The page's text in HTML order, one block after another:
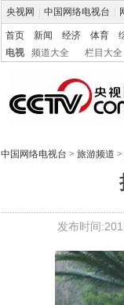
央视网 中国网络电视台
首页 新闻 经济 体育
电视
频道大全 栏目大全
中国网络电视台 > 旅游频道 >
发布时间